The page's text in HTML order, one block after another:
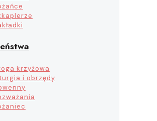
krzyżowa
i obrzędy